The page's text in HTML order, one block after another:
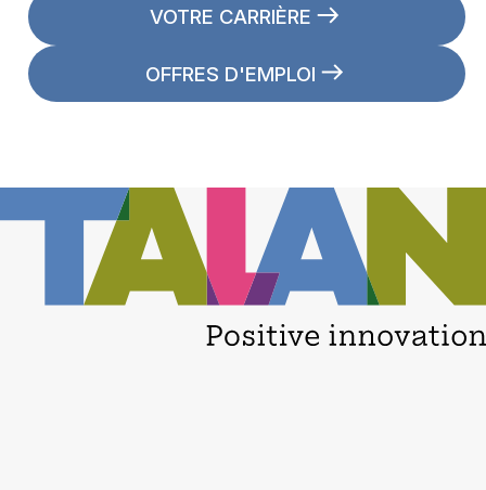
VOTRE CARRIÈRE
OFFRES D'EMPLOI